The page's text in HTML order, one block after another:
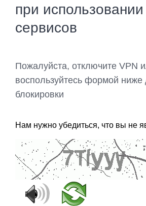
при
сервисов
Пожалуйста, отключите VPN
воспользуйтесь формой ниже
блокировки
Нам нужно убедиться, что вы не